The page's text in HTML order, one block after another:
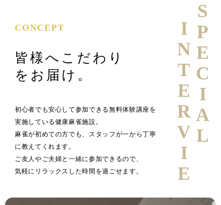
CONCEPT
皆様へこだわり
をお届け。
初心者でも安心して参加できる無料体験講座を
実施している健康麻雀施設。
麻雀が初めての方でも、スタッフが一から丁寧
に教えてくれます。
ご友人やご夫婦と一緒に参加できるので、
気軽にリラックスした時間を過ごせます。
SPECIAL
INTERVIEW